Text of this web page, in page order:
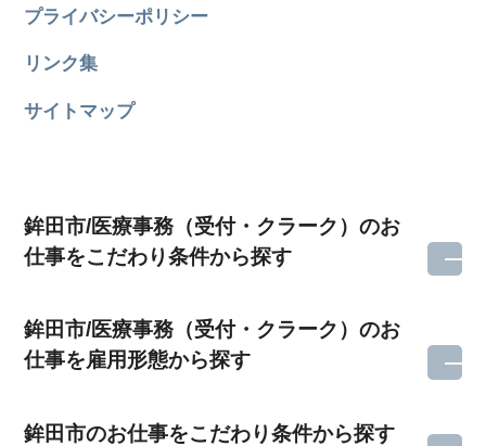
プライバシーポリシー
リンク集
サイトマップ
鉾田市/医療事務（受付・クラーク）のお
仕事をこだわり条件から探す
鉾田市/医療事務（受付・クラーク）のお
仕事を雇用形態から探す
鉾田市のお仕事をこだわり条件から探す